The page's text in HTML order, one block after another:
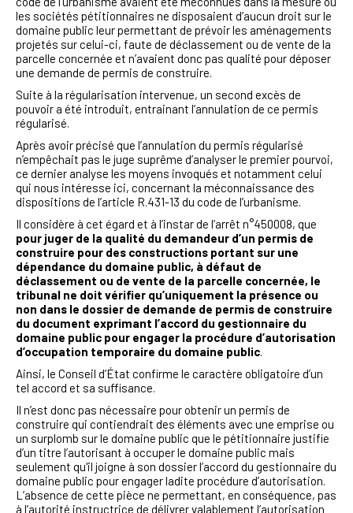
les sociétés pétitionnaires ne disposaient d’aucun droit sur le
domaine public leur permettant de prévoir les aménagements
projetés sur celui-ci, faute de déclassement ou de vente de la
parcelle concernée et n’avaient donc pas qualité pour déposer
une demande de permis de construire.
Suite à la régularisation intervenue, un second excès de
pouvoir a été introduit, entrainant l’annulation de ce permis
régularisé.
Après avoir précisé que l’annulation du permis régularisé
n’empêchait pas le juge suprême d’analyser le premier pourvoi,
ce dernier analyse les moyens invoqués et notamment celui
qui nous intéresse ici, concernant la méconnaissance des
dispositions de l’article R.431-13 du code de l’urbanisme.
Il considère à cet égard et à l’instar de l’arrêt n°450008, que
pour juger de la qualité du demandeur d’un permis de
construire pour des constructions portant sur une
dépendance du domaine public, à défaut de
déclassement ou de vente de la parcelle concernée, le
tribunal ne doit vérifier qu’uniquement la présence ou
non dans le dossier de demande de permis de construire
du document exprimant l’accord du gestionnaire du
domaine public pour engager la procédure d’autorisation
d’occupation temporaire du domaine public.
Ainsi, le Conseil d’État confirme le caractère obligatoire d’un
tel accord et sa suffisance.
Il n’est donc pas nécessaire pour obtenir un permis de
construire qui contiendrait des éléments avec une emprise ou
un surplomb sur le domaine public que le pétitionnaire justifie
d’un titre l’autorisant à occuper le domaine public mais
seulement qu'il joigne à son dossier l’accord du gestionnaire du
domaine public pour engager ladite procédure d’autorisation.
L’absence de cette pièce ne permettant, en conséquence, pas
à l’autorité instructrice de délivrer valablement l’autorisation